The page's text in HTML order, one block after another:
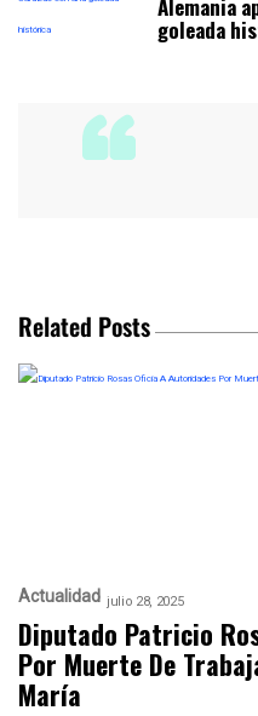
Alemania
goleada
Related Posts
Actualidad julio 28, 2025
Diputado Patricio
Por Muerte De
María